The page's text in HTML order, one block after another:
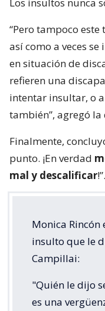
“Pero tampoco
así como a veces
en situación de
refieren una
intentar insultar, o
también”, agregó
Finalmente,
punto. ¡En verdad
mal y descalificar!”.
Monica Rincón
insulto que le
Campillai:
"Quién le dijo
es una